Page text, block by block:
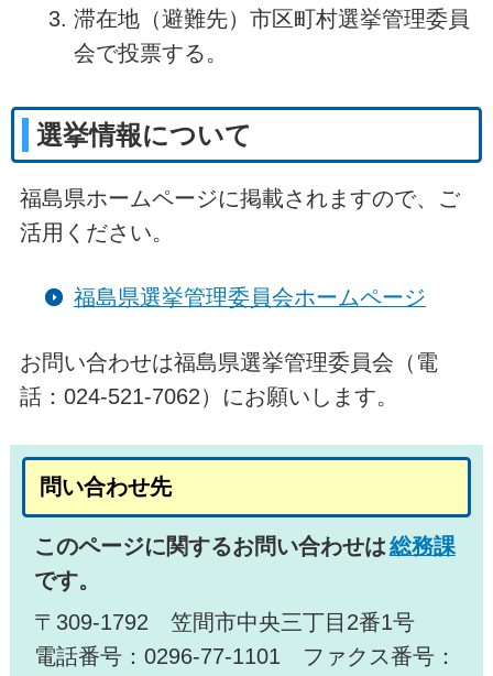
滞在地（避難先）市区町村選挙管理委員
会で投票する。
選挙情報について
福島県ホームページに掲載されますので、ご
活用ください。
福島県選挙管理委員会ホームページ
お問い合わせは福島県選挙管理委員会（電
話：024-521-7062）にお願いします。
問い合わせ先
このページに関するお問い合わせは総務課
です。
〒309-1792 笠間市中央三丁目2番1号
電話番号：0296-77-1101 ファクス番号：